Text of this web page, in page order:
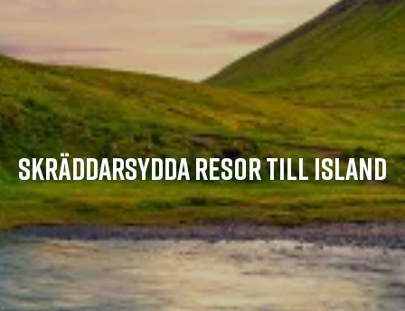
SKRÄDDARSYDDA RESOR TILL ISLAND